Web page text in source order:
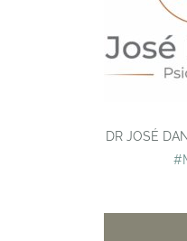
DR JOSÉ